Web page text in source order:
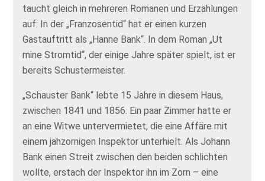
taucht gleich in mehreren Romanen und Erzählungen
auf: In der „Franzosentid“ hat er einen kurzen
Gastauftritt als „Hanne Bank“. In dem Roman „Ut
mine Stromtid“, der einige Jahre später spielt, ist er
bereits Schustermeister.
„Schauster Bank“ lebte 15 Jahre in diesem Haus,
zwischen 1841 und 1856. Ein paar Zimmer hatte er
an eine Witwe untervermietet, die eine Affäre mit
einem jähzornigen Inspektor unterhielt. Als Johann
Bank einen Streit zwischen den beiden schlichten
wollte, erstach der Inspektor ihn im Zorn – eine